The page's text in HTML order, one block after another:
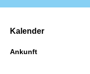
Kalender
Ankunft